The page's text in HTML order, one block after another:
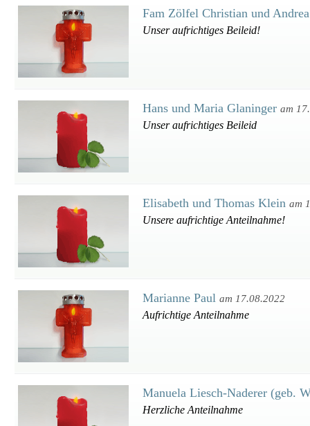
Fam Zölfel Christian und
Unser aufrichtiges Beileid!
Hans und Maria Glaninger am
Unser aufrichtiges Beileid
Elisabeth und Thomas Klein am
Unsere aufrichtige Anteilnahme!
Marianne Paul am 17.08.2022
Aufrichtige Anteilnahme
Manuela Liesch-Naderer (geb.
Herzliche Anteilnahme